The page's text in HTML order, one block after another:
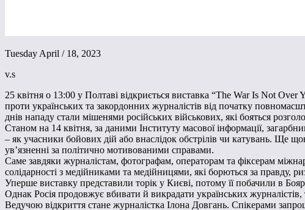
Tuesday April / 18, 2023
v.s
25 квітня о 13:00 у Полтаві відкриється виставка “The War Is Not
проти українських та закордонних журналістів від початку
днів нападу стали мішенями російських військових, які бояться
Станом на 14 квітня, за даними Інституту масової інформації,
– як учасники бойових дій або внаслідок обстрілів чи катувань. Ще
ув’язненні за політично мотивованими справами.
Саме завдяки журналістам, фотографам, операторам та фіксерам
солідарності з медійниками та медійницями, які борються за правду,
Уперше виставку представили торік у Києві, потому її побачили в
Однак Росія продовжує вбивати й викрадати українських
Ведучою відкриття стане журналістка Ілона Довгань. Спікерами